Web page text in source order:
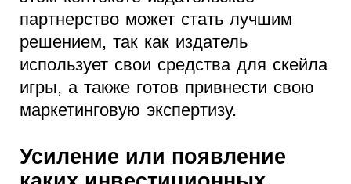
партнерство может стать лучшим
решением, так как издатель
использует свои средства для скейла
игры, а также готов привнести свою
маркетинговую экспертизу.
Усиление или появление